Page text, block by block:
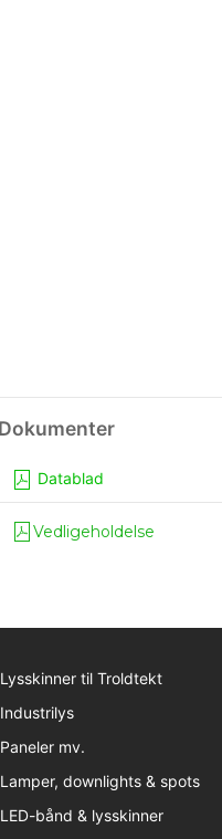
Datablad
Vedligeholdelse
Lysskinner til Troldtekt
Industrilys
Paneler mv.
Lamper, downlights & spots
LED-bånd & lysskinner